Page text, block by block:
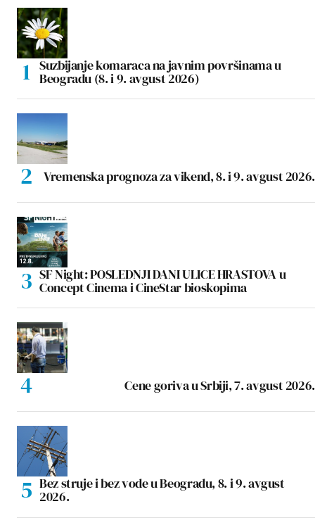
Suzbijanje komaraca na javnim površinama u
Beogradu (8. i 9. avgust 2026)
Vremenska prognoza za vikend, 8. i 9. avgust 2026.
SF Night: POSLEDNJI DANI ULICE HRASTOVA u
Concept Cinema i CineStar bioskopima
Cene goriva u Srbiji, 7. avgust 2026.
Bez struje i bez vode u Beogradu, 8. i 9. avgust
2026.